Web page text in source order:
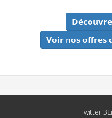
Voir nos offres
Twitter